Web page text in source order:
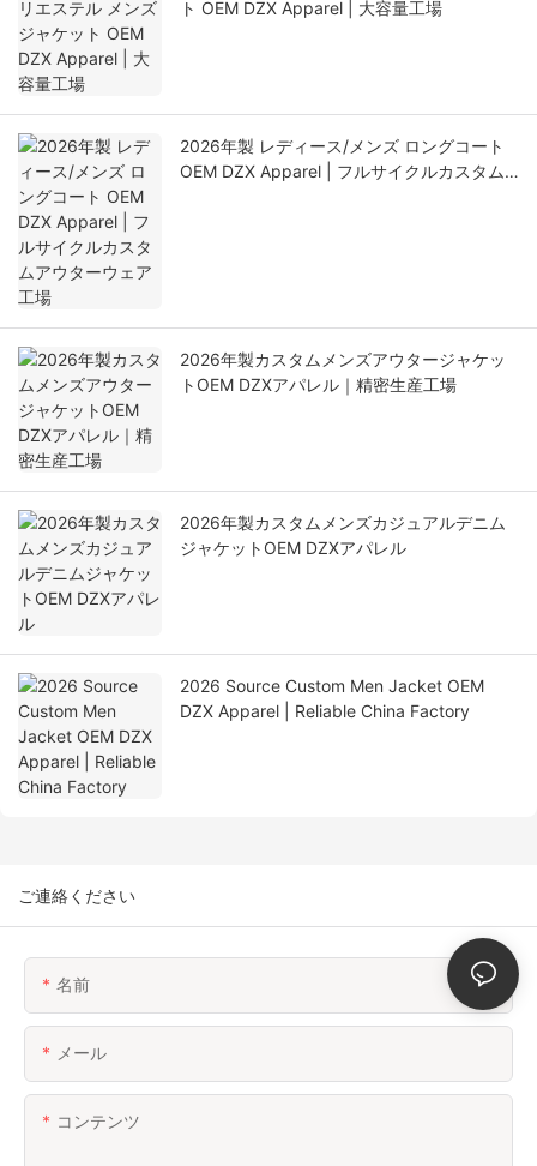
ト OEM DZX Apparel | 大容量工場
2026年製 レディース/メンズ ロングコート
OEM DZX Apparel | フルサイクルカスタム
2026年製カスタムメンズアウタージャケッ
トOEM DZXアパレル｜精密生産工場
2026年製カスタムメンズカジュアルデニム
ジャケットOEM DZXアパレル
2026 Source Custom Men Jacket OEM
DZX Apparel | Reliable China Factory
ご連絡ください
名前
メール
コンテンツ